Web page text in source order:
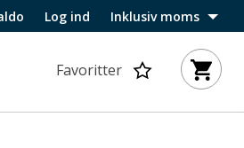
Log ind Inklusiv moms
Favoritter